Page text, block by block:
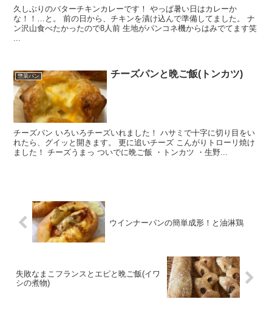
久しぶりのバターチキンカレーです！ やっぱ暑い日はカレーか
な！！…と。 前の日から、チキンを漬け込んで準備してました。 ナ
ン沢山食べたかったので8人前 生地がパンコネ機からはみでてます笑
惣菜パン チーズパンと晩ご飯(トンカツ)
チーズパン いろいろチーズいれました！ ハサミで十字に切り目をい
れたら、グイッと開きます。 更に追いチーズ こんがりトローリ焼け
ました！ チーズうまっ ついでに晩ご飯 ・トンカツ ・生野...
ウインナーパンの簡単成形！と油淋鶏
失敗なまこフランスとエピと晩ご飯(イワ
シの煮物)